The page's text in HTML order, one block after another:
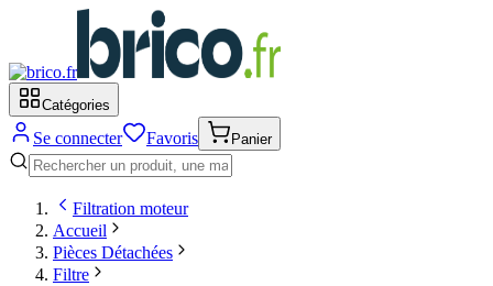
Catégories
Se connecter Favoris Panier
Filtration moteur
Accueil
Pièces Détachées
Filtre